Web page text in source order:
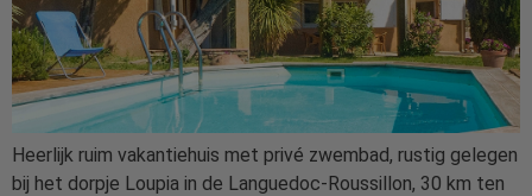
Heerlijk ruim vakantiehuis met privé zwembad, rustig gelegen
bij het dorpje Loupia in de Languedoc-Roussillon, 30 km ten